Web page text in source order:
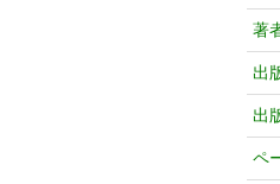
著
出
出
ペ